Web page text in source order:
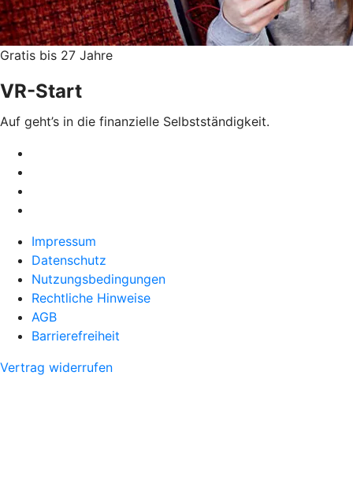
Gratis bis 27 Jahre
VR-Start
Auf geht’s in die finanzielle Selbstständigkeit.
Impressum
Datenschutz
Nutzungsbedingungen
Rechtliche Hinweise
AGB
Barrierefreiheit
Vertrag widerrufen